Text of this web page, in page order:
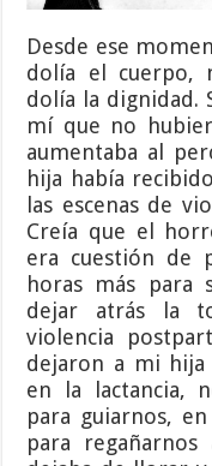
Desde ese
dolía el cuerpo,
dolía la dignidad.
mí que no
aumentaba al
hija había
las escenas de
Creía que el
era cuestión de
horas más para
dejar atrás la
violencia
dejaron a mi
en la lactancia,
para guiarnos,
para